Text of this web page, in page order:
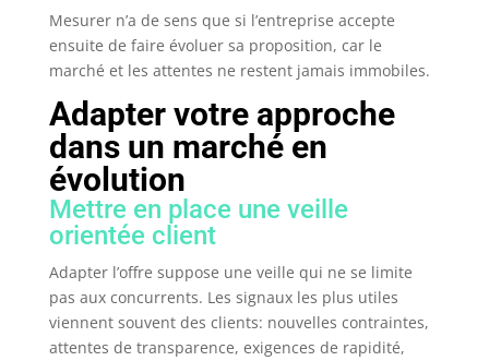
Mesurer n’a de sens que si l’entreprise accepte
ensuite de faire évoluer sa proposition, car le
marché et les attentes ne restent jamais immobiles.
Adapter votre approche
dans un marché en
évolution
Mettre en place une veille
orientée client
Adapter l’offre suppose une veille qui ne se limite
pas aux concurrents. Les signaux les plus utiles
viennent souvent des clients: nouvelles contraintes,
attentes de transparence, exigences de rapidité,